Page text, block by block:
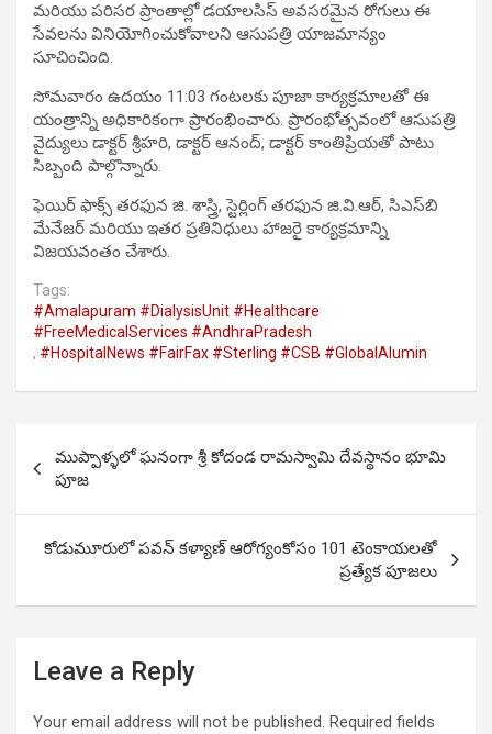
మరియు పరిసర ప్రాంతాల్లో డయాలసిస్ అవసరమైన రోగులు ఈ
సేవలను వినియోగించుకోవాలని ఆసుపత్రి యాజమాన్యం
సూచించింది.
సోమవారం ఉదయం 11:03 గంటలకు పూజా కార్యక్రమాలతో ఈ
యంత్రాన్ని అధికారికంగా ప్రారంభించారు. ప్రారంభోత్సవంలో ఆసుపత్రి
వైద్యులు డాక్టర్ శ్రీహరి, డాక్టర్ ఆనంద్, డాక్టర్ కాంతిప్రియతో పాటు
సిబ్బంది పాల్గొన్నారు.
ఫెయిర్ ఫాక్స్ తరఫున జి. శాస్త్రి, స్టెర్లింగ్ తరఫున జి.వి.ఆర్, సిఎస్‌బి
మేనేజర్ మరియు ఇతర ప్రతినిధులు హాజరై కార్యక్రమాన్ని
విజయవంతం చేశారు.
Tags:
#Amalapuram #DialysisUnit #Healthcare
#FreeMedicalServices #AndhraPradesh
, #HospitalNews #FairFax #Sterling #CSB #GlobalAlumin
navigation
ముప్పాళ్ళలో ఘనంగా శ్రీ కోదండ రామస్వామి దేవస్థానం భూమి
పూజ
కోడుమూరులో పవన్ కళ్యాణ్ ఆరోగ్యంకోసం 101 టెంకాయలతో
ప్రత్యేక పూజలు
Leave a Reply
Your email address will not be published. Required fields